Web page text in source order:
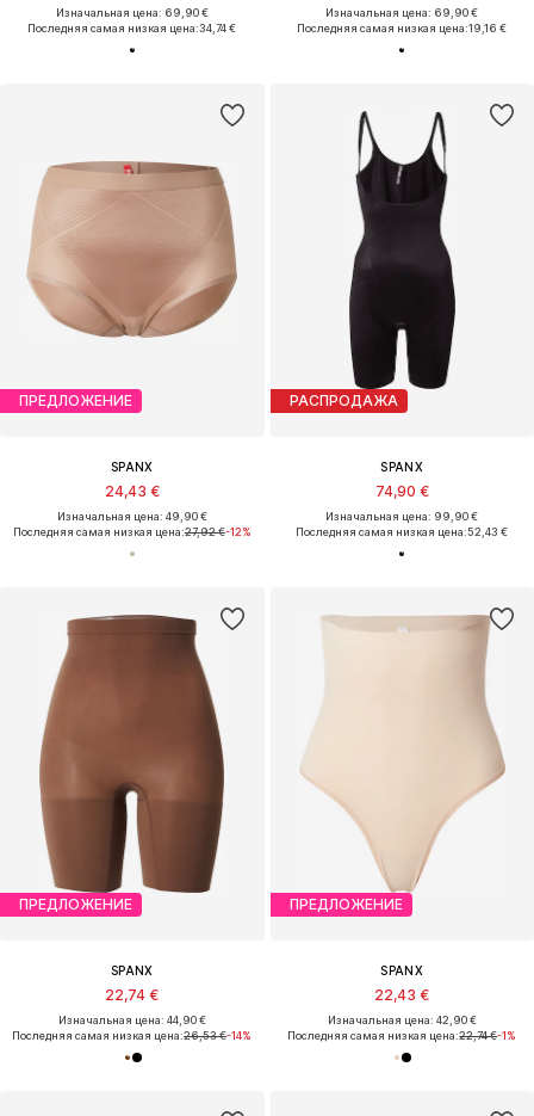
Изначальная цена: 69,90 €
Последняя самая низкая цена:34,74 €
Изначальная цена: 69,90 €
Последняя самая низкая цена:19,16 €
ПРЕДЛОЖЕНИЕ
SPANX
24,43 €
Изначальная цена: 49,90 €
Последняя самая низкая цена:27,92 €-12%
РАСПРОДАЖА
SPANX
74,90 €
Изначальная цена: 99,90 €
Последняя самая низкая цена:52,43 €
ПРЕДЛОЖЕНИЕ
SPANX
22,74 €
Изначальная цена: 44,90 €
Последняя самая низкая цена:26,53 €-14%
ПРЕДЛОЖЕНИЕ
SPANX
22,43 €
Изначальная цена: 42,90 €
Последняя самая низкая цена:22,74 €-1%